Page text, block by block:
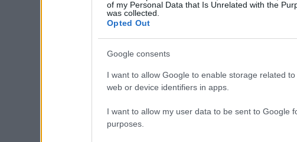
of my Personal Data that Is Unrelated with the
was collected.
Opted Out
Google consents
I want to allow Google to enable storage related
web or device identifiers in apps.
I want to allow my user data to be sent to Google
purposes.